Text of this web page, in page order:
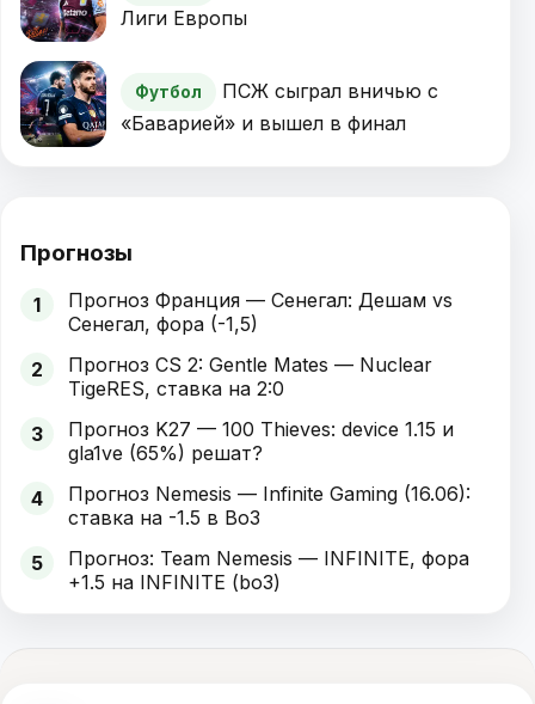
Лиги Европы
Футбол
ПСЖ сыграл вничью с
«Баварией» и вышел в финал
Прогнозы
1
Прогноз Франция — Сенегал: Дешам vs
Сенегал, фора (-1,5)
2
Прогноз CS 2: Gentle Mates — Nuclear
TigeRES, ставка на 2:0
3
Прогноз K27 — 100 Thieves: device 1.15 и
gla1ve (65%) решат?
4
Прогноз Nemesis — Infinite Gaming (16.06):
ставка на -1.5 в Bo3
5
Прогноз: Team Nemesis — INFINITE, фора
+1.5 на INFINITE (bo3)